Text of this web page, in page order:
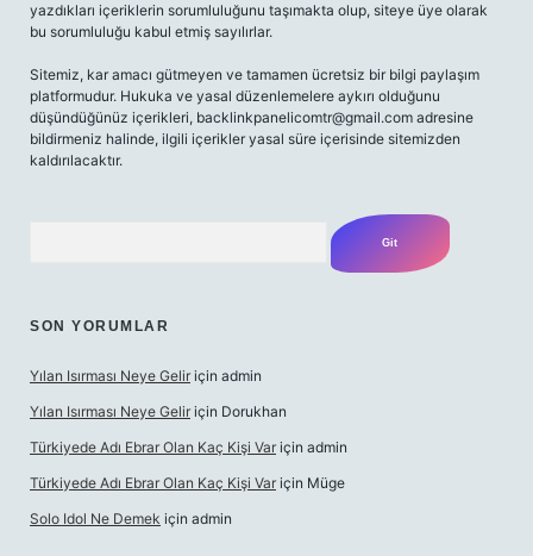
yazdıkları içeriklerin sorumluluğunu taşımakta olup, siteye üye olarak
bu sorumluluğu kabul etmiş sayılırlar.
Sitemiz, kar amacı gütmeyen ve tamamen ücretsiz bir bilgi paylaşım
platformudur. Hukuka ve yasal düzenlemelere aykırı olduğunu
düşündüğünüz içerikleri, backlinkpanelicomtr@gmail.com adresine
bildirmeniz halinde, ilgili içerikler yasal süre içerisinde sitemizden
kaldırılacaktır.
SON YORUMLAR
Yılan Isırması Neye Gelir için admin
Yılan Isırması Neye Gelir için Dorukhan
Türkiyede Adı Ebrar Olan Kaç Kişi Var için admin
Türkiyede Adı Ebrar Olan Kaç Kişi Var için Müge
Solo Idol Ne Demek için admin